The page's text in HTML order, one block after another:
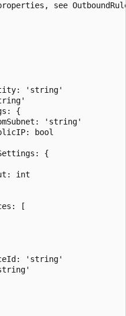
see
'string'
{
'string'
bool
{
int
[
'string'